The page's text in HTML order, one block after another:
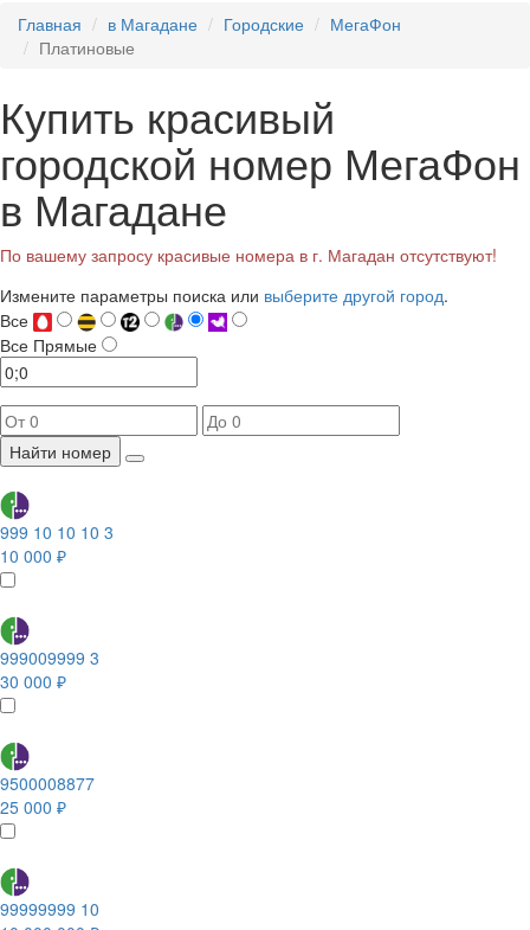
Главная в Магадане Городские
МегаФон
Платиновые
Купить красивый
городской номер МегаФон
в Магадане
По вашему запросу красивые номера в г. Магадан отсутствуют!
Измените параметры поиска или выберите другой город.
Все
Все Прямые
Найти номер
999 10 10 10 3
10 000 ₽
999009999 3
30 000 ₽
9500008877
25 000 ₽
99999999 10